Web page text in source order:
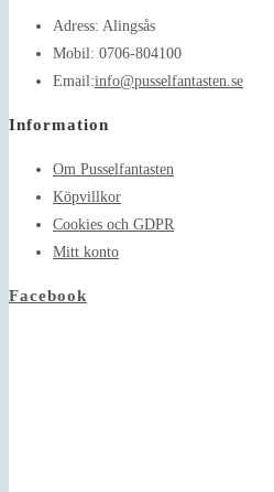
Adress: Alingsås
Mobil: 0706-804100
Email:info@pusselfantasten.seOpens
Information
Om Pusselfantasten
Köpvillkor
Cookies och GDPR
Mitt konto
Facebook